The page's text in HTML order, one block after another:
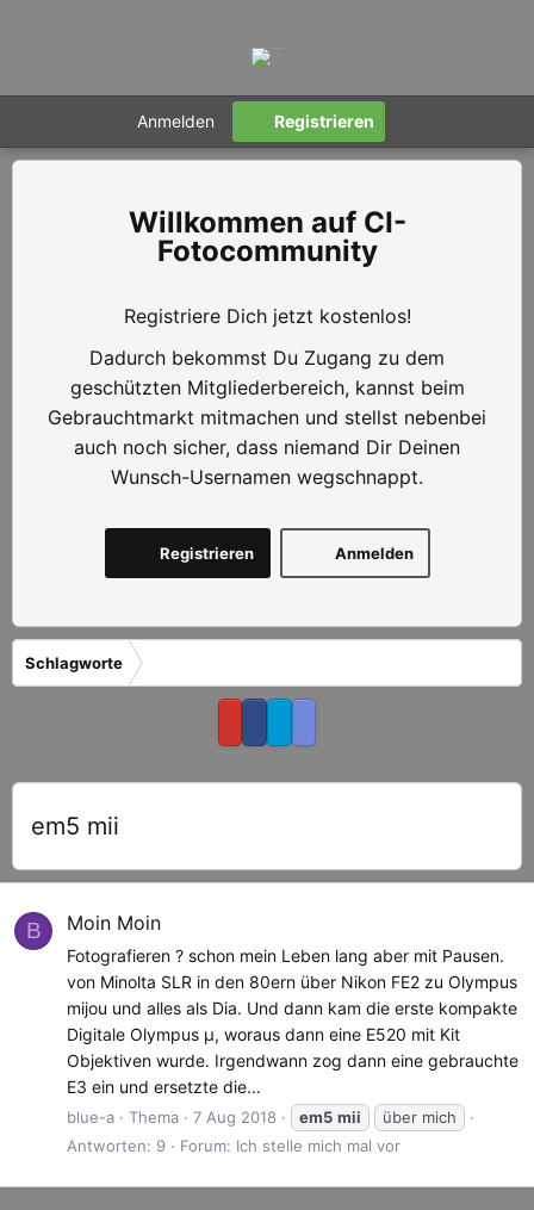
Anmelden Registrieren
CI-
Fotocommunity
Registriere Dich jetzt kostenlos!
Dadurch bekommst Du Zugang zu dem
geschützten Mitgliederbereich, kannst beim
Gebrauchtmarkt mitmachen und stellst nebenbei
auch noch sicher, dass niemand Dir Deinen
Wunsch-Usernamen wegschnappt.
Anmelden
Registrieren
Schlagworte
em5 mii
B Moin Moin
Fotografieren ? schon mein Leben lang aber mit Pausen.
von Minolta SLR in den 80ern über Nikon FE2 zu Olympus
mijou und alles als Dia. Und dann kam die erste kompakte
Digitale Olympus µ, woraus dann eine E520 mit Kit
Objektiven wurde. Irgendwann zog dann eine gebrauchte
E3 ein und ersetzte die...
blue-a Thema 7 Aug 2018 em5 mii
über mich
Antworten: 9
Forum: Ich stelle mich mal vor